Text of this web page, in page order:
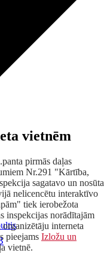
vietnēm
pirmās daļas
Nr.291 "Kārtība,
sagatavo un nosūta
nelicencētu interaktīvo
tiek ierobežota
inspekcijas norādītajām
interneta
pieejams Izložu un
vietnē.